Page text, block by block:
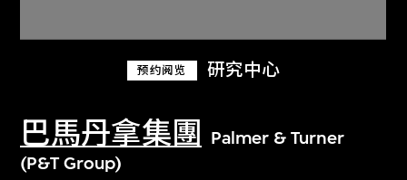
预约阅览 研究中心
巴馬丹拿集團
Palmer & Turner
(P&T Group)
关于M+藏品
探索世界顶级的二十及二十一世纪视觉
文化藏品。